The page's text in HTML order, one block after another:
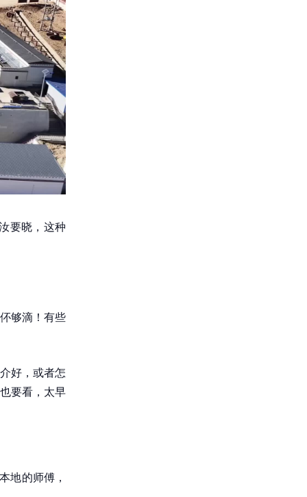
要晓，这种
够滴！有些
好，或者怎
要看，太早
地的师傅，